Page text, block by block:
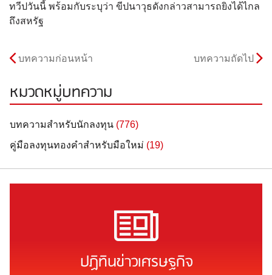
ทวีปวันนี้ พร้อมกับระบุว่า ขีปนาวุธดังกล่าวสามารถยิงได้ไกล
ถึงสหรัฐ
บทความก่อนหน้า บทความถัดไป
หมวดหมู่บทความ
บทความสำหรับนักลงทุน (776)
คู่มือลงทุนทองคำสำหรับมือใหม่ (19)
ปฏิทินข่าวเศรษฐกิจ